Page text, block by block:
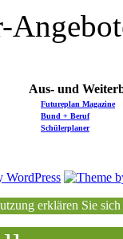
Aus- und
Futureplan Magazine
Bund + Beruf
Schülerplaner
erklären Sie